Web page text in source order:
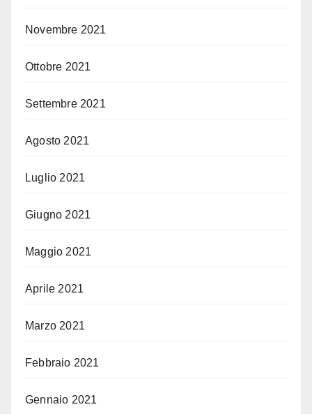
Novembre 2021
Ottobre 2021
Settembre 2021
Agosto 2021
Luglio 2021
Giugno 2021
Maggio 2021
Aprile 2021
Marzo 2021
Febbraio 2021
Gennaio 2021